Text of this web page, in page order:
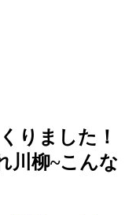
りました！
川柳~こんな